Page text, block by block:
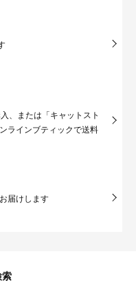
、または「キャットスト
ラインブティックで送料
届けします